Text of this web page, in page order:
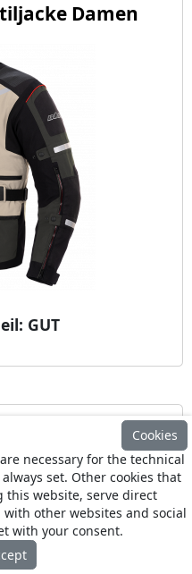
Damen
GUT
Cookies
necessary for the technical
set. Other cookies that
this website, serve direct
other websites and social
with your consent.